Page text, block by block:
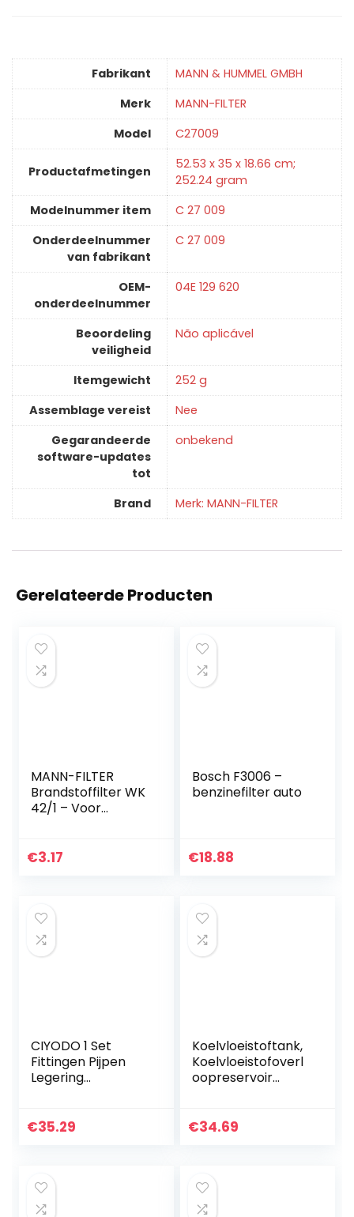
Fabrikant
‎MANN & HUMMEL GMBH
Merk
‎MANN-FILTER
Model
‎C27009
Productafmetingen
‎52.53 x 35 x 18.66 cm;
252.24 gram
Modelnummer item
‎C 27 009
Onderdeelnummer
van fabrikant
‎C 27 009
OEM-
onderdeelnummer
‎04E 129 620
Beoordeling
veiligheid
‎Não aplicável
Itemgewicht
‎252 g
Assemblage vereist
‎Nee
Gegarandeerde
software-updates
tot
‎onbekend
Brand Merk: MANN-FILTER
Gerelateerde Producten
MANN-FILTER
Brandstoffilter WK
42/1 – Voor
€3.17
Bosch F3006 –
benzinefilter auto
€18.88
CIYODO 1 Set
Fittingen Pijpen
Legering
Brandstof Water
€35.29
Koelvloeistoftank,
Koelvloeistofoverl
oopreservoir
Cruze JG JH Sedan
€34.69